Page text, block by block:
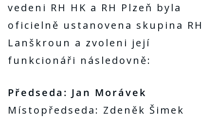
vedeni RH HK a RH Plzeň byla
oficielně ustanovena skupina RH
Lanškroun a zvoleni její
funkcionáři následovně:
Předseda: Jan Morávek
Místopředseda: Zdeněk Šimek